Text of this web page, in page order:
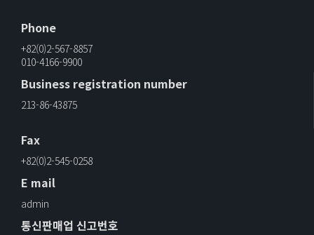
Phone
+82(0)2-567-8857
010-4166-9900
Business registration number
213-86-43875
Fax
+82(0)2-545-0258
E mail
admin
통신판매업 신고번호